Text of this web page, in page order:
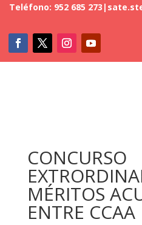
Teléfono: 952 685 273 |
CONCURSO
MÉRITOS
ENTRE CCAA